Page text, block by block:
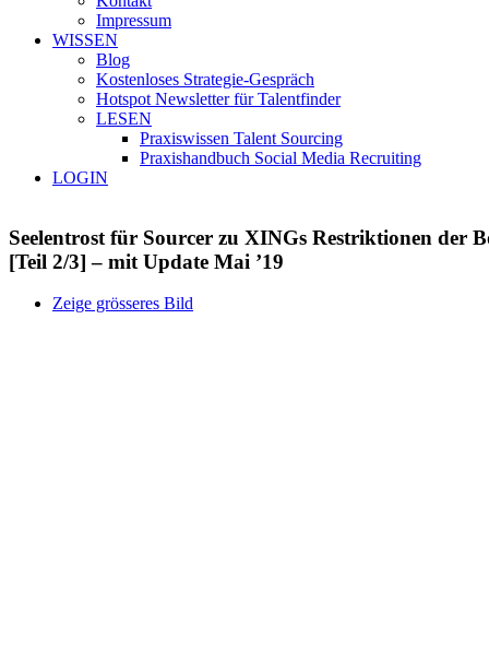
Impressum
WISSEN
Blog
Kostenloses Strategie-Gespräch
Hotspot Newsletter für Talentfinder
LESEN
Praxiswissen Talent Sourcing
Praxishandbuch Social Media Recruiting
LOGIN
Seelentrost für Sourcer zu XINGs Restriktionen der
[Teil 2/3] – mit Update Mai ’19
Zeige grösseres Bild